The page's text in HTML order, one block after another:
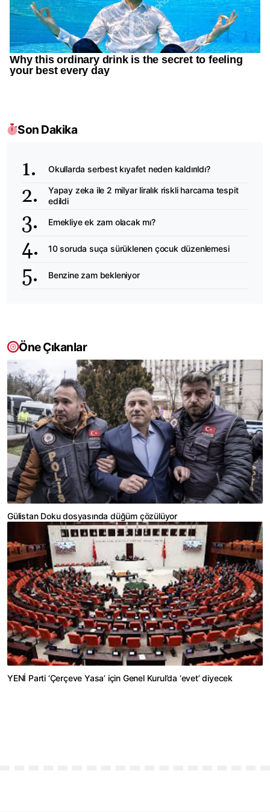
Son Dakika
Okullarda serbest kıyafet neden kaldırıldı?
Yapay zeka ile 2 milyar liralık riskli harcama tespit
edildi
Emekliye ek zam olacak mı?
10 soruda suça sürüklenen çocuk düzenlemesi
Benzine zam bekleniyor
Öne Çıkanlar
Gülistan Doku dosyasında düğüm çözülüyor
YENİ Parti ‘Çerçeve Yasa’ için Genel Kurul’da ‘evet’ diyecek